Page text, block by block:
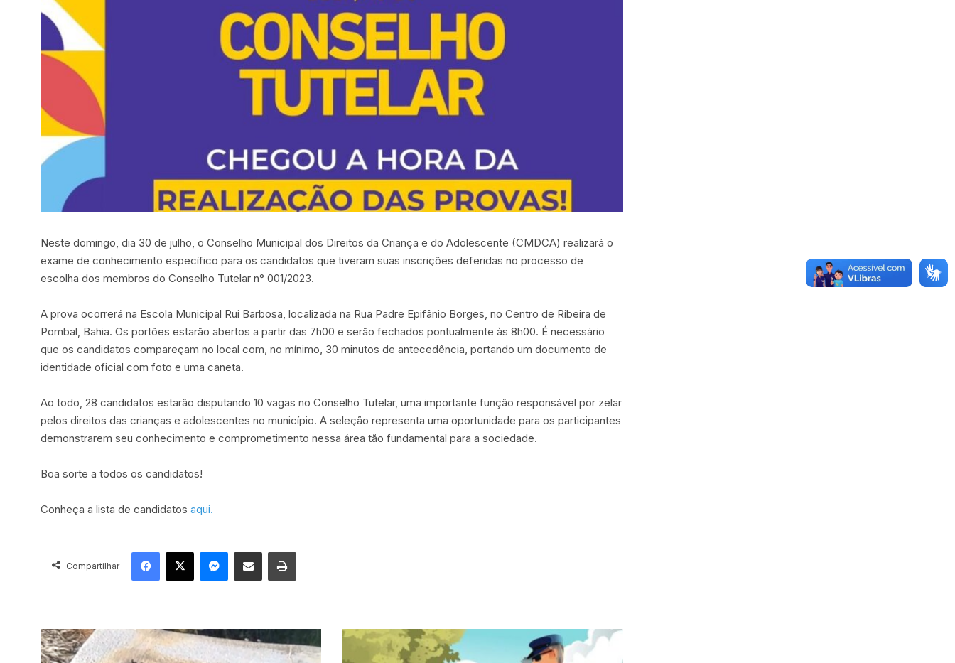
Neste domingo, dia 30 de julho, o Conselho Municipal dos Direitos da Criança e do Adolescente (CMDCA) realizará o
exame de conhecimento específico para os candidatos que tiveram suas inscrições deferidas no processo de
escolha dos membros do Conselho Tutelar n° 001/2023.
A prova ocorrerá na Escola Municipal Rui Barbosa, localizada na Rua Padre Epifânio Borges, no Centro de Ribeira de
Pombal, Bahia. Os portões estarão abertos a partir das 7h00 e serão fechados pontualmente às 8h00. É necessário
que os candidatos compareçam no local com, no mínimo, 30 minutos de antecedência, portando um documento de
identidade oficial com foto e uma caneta.
Ao todo, 28 candidatos estarão disputando 10 vagas no Conselho Tutelar, uma importante função responsável por zelar
pelos direitos das crianças e adolescentes no município. A seleção representa uma oportunidade para os participantes
demonstrarem seu conhecimento e comprometimento nessa área tão fundamental para a sociedade.
Boa sorte a todos os candidatos!
Conheça a lista de candidatos aqui.
Compartilhar
X
P
r
S